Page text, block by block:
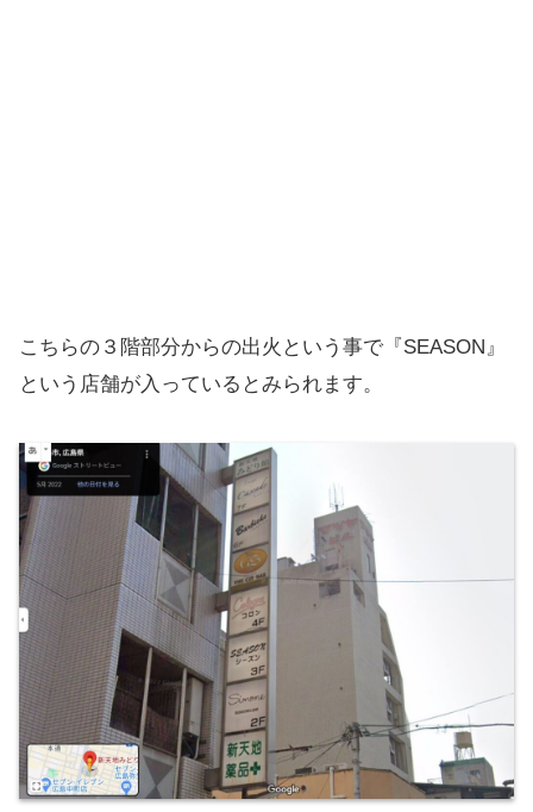
こちらの３階部分からの出火という事で『SEASON』
という店舗が入っているとみられます。